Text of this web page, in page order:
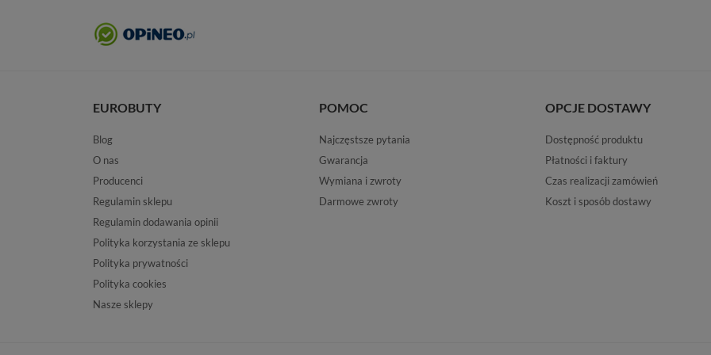
EUROBUTY
Blog
O nas
Producenci
Regulamin sklepu
Regulamin dodawania opinii
Polityka korzystania ze sklepu
Polityka prywatności
Polityka cookies
Nasze sklepy
POMOC
Najczęstsze pytania
Gwarancja
Wymiana i zwroty
Darmowe zwroty
OPCJE DOSTAWY
Dostępność produktu
Płatności i faktury
Czas realizacji zamówień
Koszt i sposób dostawy